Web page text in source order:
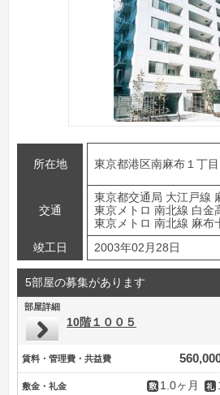
所在地 東京都港区南麻布１丁
交通
東京都交通局 大江戸線
東京メトロ 南北線 白金
東京メトロ 南北線 麻布
竣工日
2003年02月28日
5部屋の募集があります
部屋詳細
10階１００５
賃料・管理費・共益費
敷金・礼金 1.0ヶ月